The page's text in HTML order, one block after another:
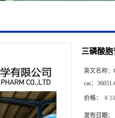
三磷酸
英文名称：
cas：
价格： ￥3/
发布日期：